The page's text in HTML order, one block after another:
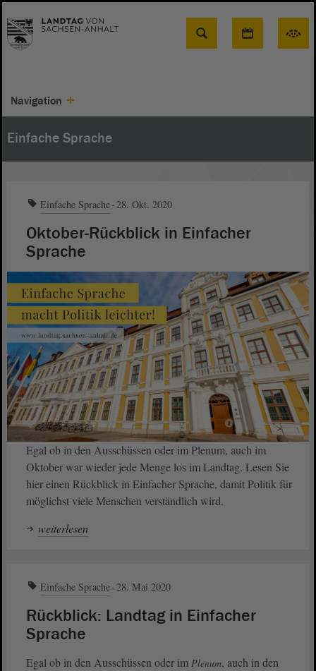
Suche
Navigation
Einfache Sprache
Einfache Sprache 28. Okt. 2020
Oktober-Rückblick in Einfacher
Sprache
Egal ob in den Ausschüssen oder im Plenum, auch im
Oktober war wieder jede Menge los im Landtag. Lesen Sie
hier einen Rückblick in Einfacher Sprache, damit Politik für
möglichst viele Menschen verständlich wird.
weiterlesen
Einfache Sprache 28. Mai 2020
Rückblick: Landtag in Einfacher
Sprache
Egal ob in den Ausschüssen oder im Plenum, auch in den